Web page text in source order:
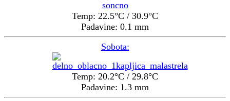
Temp: 22.5°C / 30.9°C
Padavine: 0.1 mm
Sobota:
Temp: 20.2°C / 29.8°C
Padavine: 1.3 mm